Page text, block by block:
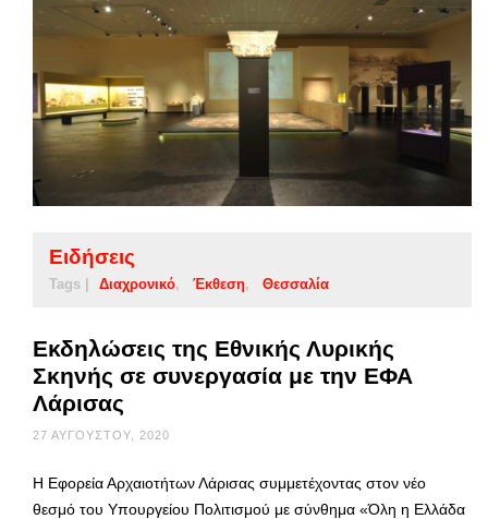
Ειδήσεις
Tags | Διαχρονικό Έκθεση Θεσσαλία
Εκδηλώσεις της Εθνικής Λυρικής
Σκηνής σε συνεργασία με την ΕΦΑ
Λάρισας
27 ΑΥΓΟΎΣΤΟΥ, 2020
Η Εφορεία Αρχαιοτήτων Λάρισας συμμετέχοντας στον νέο
θεσμό του Υπουργείου Πολιτισμού με σύνθημα «Όλη η Ελλάδα